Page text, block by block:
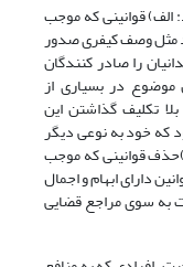
الف) قوانینی که موجب
مثل وصف کیفری صدور
را صادر کنندگان
در بسیاری از
تکلیف گذاشتن این
خود به نوعی دیگر
قوانینی که موجب
دارای ابهام و اجمال
به سوی مراجع قضایی